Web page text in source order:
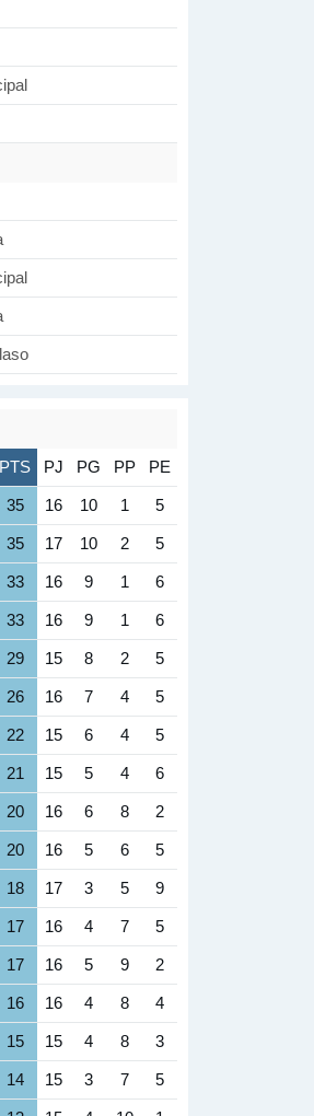
PTS PJ PG PP PE
35 16 10 1 5
35 17 10 2 5
33 16 9 1 6
33 16 9 1 6
29 15 8 2 5
26 16 7 4 5
22 15 6 4 5
21 15 5 4 6
20 16 6 8 2
20 16 5 6 5
18 17 3 5 9
17 16 4 7 5
17 16 5 9 2
16 16 4 8 4
15 15 4 8 3
14 15 3 7 5